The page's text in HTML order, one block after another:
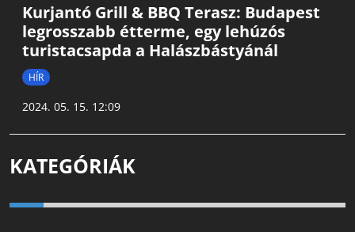
Kurjantó Grill & BBQ Terasz: Budapest
legrosszabb étterme, egy lehúzós
turistacsapda a Halászbástyánál
HÍR
2024. 05. 15. 12:09
KATEGÓRIÁK